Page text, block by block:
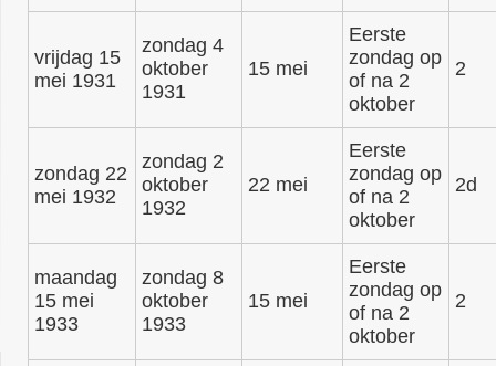
vrijdag 15
mei 1931
zondag 4
oktober
1931
15 mei
Eerste
zondag op
of na 2
oktober
2
zondag 22
mei 1932
zondag 2
oktober
1932
22 mei
Eerste
zondag op
of na 2
oktober
2d
maandag
15 mei
1933
zondag 8
oktober
1933
15 mei
Eerste
zondag op
of na 2
oktober
2